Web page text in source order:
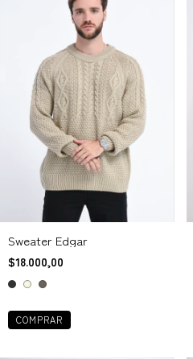
Sweater Edgar
$18.000,00
COMPRAR